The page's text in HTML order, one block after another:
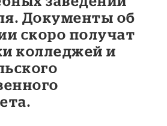
Документы об
скоро получат
колледжей и